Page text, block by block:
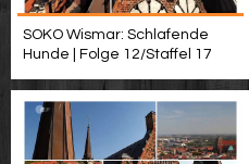
SOKO Wismar: Schlafende
Hunde | Folge 12/Staffel 17